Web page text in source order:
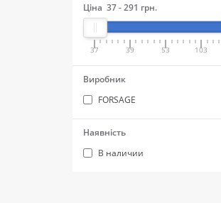
Ціна 37-291 грн.
37 39 53 103
Виробник
FORSAGE
Наявність
В наличии